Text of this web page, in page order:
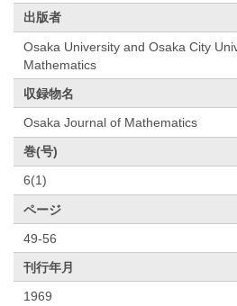
出版者
Osaka University and Osaka City
Mathematics
収録物名
Osaka Journal of Mathematics
巻(号)
6(1)
ページ
49-56
刊行年月
1969